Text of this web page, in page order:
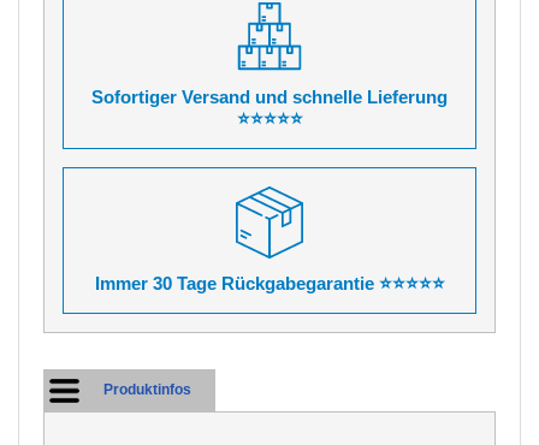
Sofortiger Versand und schnelle Lieferung
⭐⭐⭐⭐⭐
Immer 30 Tage Rückgabegarantie ⭐⭐⭐⭐⭐
Produktinfos